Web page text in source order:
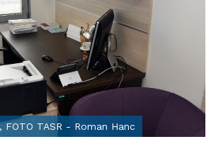
FOTO TASR - Roman Hanc